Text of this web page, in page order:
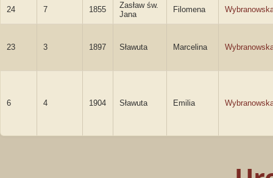
24 7 1855
Zasław św.
Jana
Filomena
23 3 1897 Sławuta Marcelina
6 4 1904 Sławuta Emilia